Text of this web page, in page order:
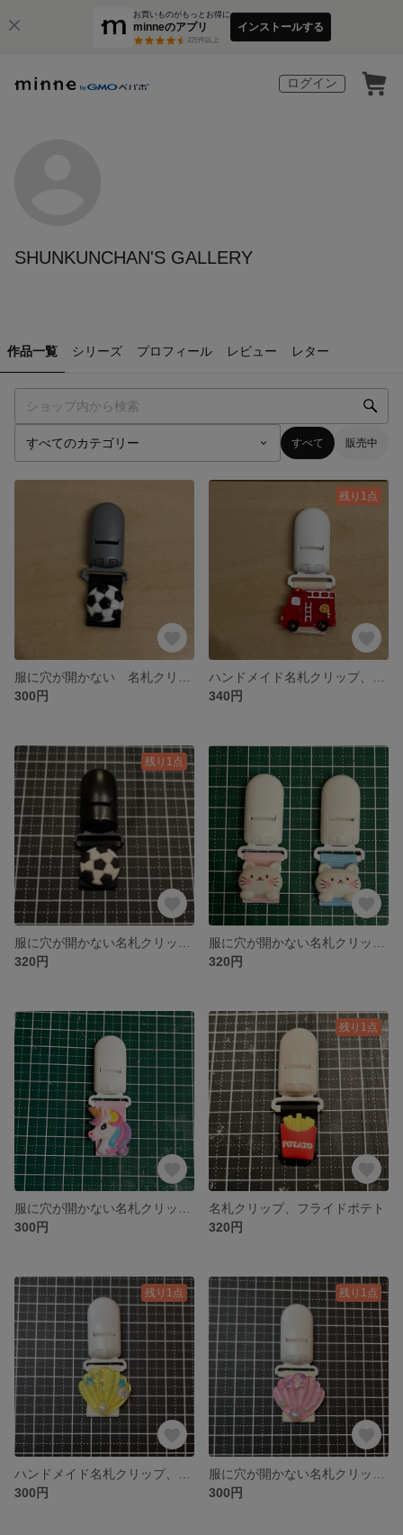
お買いものがもっとお得に
minneのアプリ
3万件以上
インストールする
ログイン
SHUNKUNCHAN'S GALLERY
作品一覧 シリーズ プロフィール レビュー レター
すべて 販売中
300円
残り1点
340円
残り1点
320円
320円
300円
残り1点
名札クリップ、フライドポテト
320円
残り1点
300円
残り1点
300円